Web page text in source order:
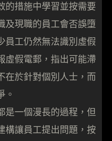
的措施中學習並按需要
及現職的員工會否誤墮
員工仍然無法識別虛假
虛假電郵，指出可能滯
在於針對個別人士，而
。
是一個漫長的過程，但
構讓員工提出問題，按